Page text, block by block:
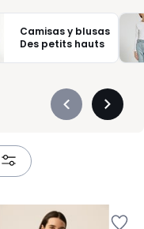
Camisas y blusas
Des petits hauts
Précédent